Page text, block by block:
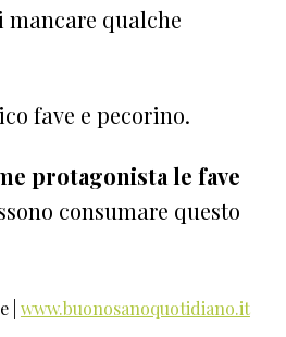
qualche
fave e pecorino.
protagonista le fave
consumare questo
| www.buonosanoquotidiano.it